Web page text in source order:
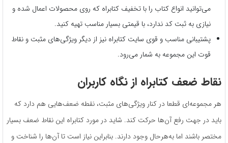
می‌توانید انواع کتاب را با تخفیف کتابراه که روی محصولات اعمال شده و
نیازی به ثبت کد ندارد، با قیمتی بسیار مناسب تهیه کنید.
پشتیبانی مناسب و قوی سایت کتابراه نیز از دیگر ویژگی‌های مثبت و نقاط
قوت این مجموعه به شمار می‌رود.
نقاط ضعف کتابراه از نگاه کاربران
هر مجموعه‌ای قطعا در کنار ویژگی‌های مثبت، نقطه ضعف‌هایی هم دارد که
باید در جهت رفع آن‌ها حرکت کند. شاید در مورد کتابراه این نقاط ضعف بسیار
مختصر باشند اما به‌هرحال وجود دارند. بنابراین نیاز است تا آن‌ها را شناخت و